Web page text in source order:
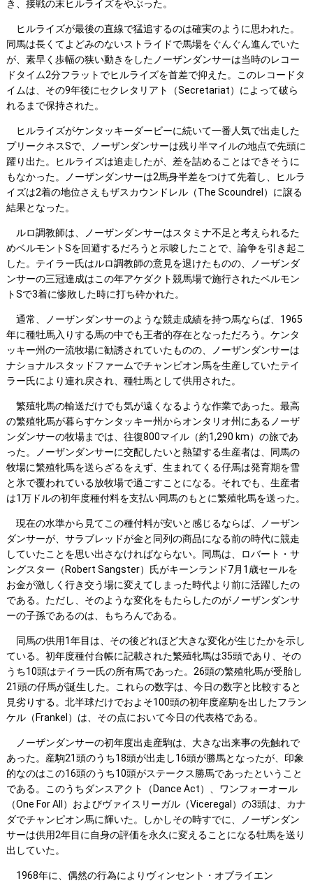
き、接戦の末ヒルライズをやぶった。
ヒルライズが最後の直線で猛追するのは確実のように思われた。
同馬は長くてよどみのないストライドで馬場をぐんぐん進んでいた
が、素早く歩幅の狭い動きをしたノーザンダンサーは当時のレコー
ドタイム2分フラットでヒルライズを首差で抑えた。このレコードタ
イムは、その9年後にセクレタリアト（Secretariat）によって破ら
れるまで保持された。
ヒルライズがケンタッキーダービーに続いて一番人気で出走した
プリークネスSで、ノーザンダンサーは残り半マイルの地点で先頭に
躍り出た。ヒルライズは追走したが、差を詰めることはできそうに
もなかった。ノーザンダンサーは2馬身半差をつけて先着し、ヒルラ
イズは2着の地位さえもザスカウンドレル（The Scoundrel）に譲る
結果となった。
ルロ調教師は、ノーザンダンサーはスタミナ不足と考えられるた
めベルモントSを回避するだろうと示唆したことで、論争を引き起こ
した。テイラー氏はルロ調教師の意見を退けたものの、ノーザンダ
ンサーの三冠達成はこの年アケダクト競馬場で施行されたベルモン
トSで3着に惨敗した時に打ち砕かれた。
通常、ノーザンダンサーのような競走成績を持つ馬ならば、1965
年に種牡馬入りする馬の中でも王者的存在となっただろう。ケンタ
ッキー州の一流牧場に勧誘されていたものの、ノーザンダンサーは
ナショナルスタッドファームでチャンピオン馬を生産していたテイ
ラー氏により連れ戻され、種牡馬として供用された。
繁殖牝馬の輸送だけでも気が遠くなるような作業であった。最高
の繁殖牝馬が暮らすケンタッキー州からオンタリオ州にあるノーザ
ンダンサーの牧場までは、往復800マイル（約1,290 km）の旅であ
った。ノーザンダンサーに交配したいと熱望する生産者は、同馬の
牧場に繁殖牝馬を送らざるをえず、生まれてくる仔馬は発育期を雪
と氷で覆われている放牧場で過ごすことになる。それでも、生産者
は1万ドルの初年度種付料を支払い同馬のもとに繁殖牝馬を送った。
現在の水準から見てこの種付料が安いと感じるならば、ノーザン
ダンサーが、サラブレッドが金と同列の商品になる前の時代に競走
していたことを思い出さなければならない。同馬は、ロバート・サ
ングスター（Robert Sangster）氏がキーンランド7月1歳セールを
お金が激しく行き交う場に変えてしまった時代より前に活躍したの
である。ただし、そのような変化をもたらしたのがノーザンダンサ
ーの子孫であるのは、もちろんである。
同馬の供用1年目は、その後どれほど大きな変化が生じたかを示し
ている。初年度種付台帳に記載された繁殖牝馬は35頭であり、その
うち10頭はテイラー氏の所有馬であった。26頭の繁殖牝馬が受胎し
21頭の仔馬が誕生した。これらの数字は、今日の数字と比較すると
見劣りする。北半球だけでおよそ100頭の初年度産駒を出したフラン
ケル（Frankel）は、その点において今日の代表格である。
ノーザンダンサーの初年度出走産駒は、大きな出来事の先触れで
あった。産駒21頭のうち18頭が出走し16頭が勝馬となったが、印象
的なのはこの16頭のうち10頭がステークス勝馬であったということ
である。このうちダンスアクト（Dance Act）、ワンフォーオール
（One For All）およびヴァイスリーガル（Viceregal）の3頭は、カナ
ダでチャンピオン馬に輝いた。しかしその時すでに、ノーザンダン
サーは供用2年目に自身の評価を永久に変えることになる牡馬を送り
出していた。
1968年に、偶然の行為によりヴィンセント・オブライエン